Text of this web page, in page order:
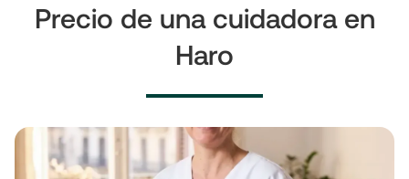
Precio de una cuidadora en
Haro